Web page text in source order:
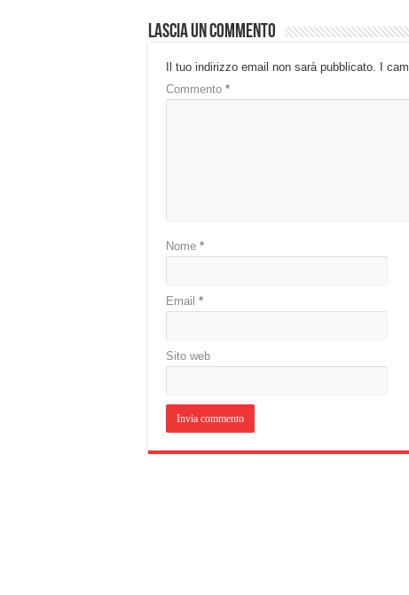
Lascia un commento
Il tuo indirizzo email non sarà pubblicato. I
Commento *
Nome *
Email *
Sito web